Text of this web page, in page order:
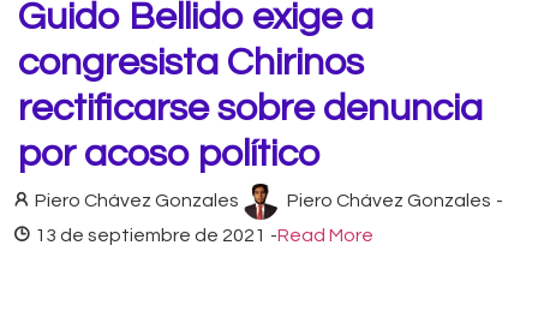
Guido Bellido exige a
congresista Chirinos
rectificarse sobre denuncia
por acoso político
Piero Chávez Gonzales Piero Chávez Gonzales -
13 de septiembre de 2021 -Read More